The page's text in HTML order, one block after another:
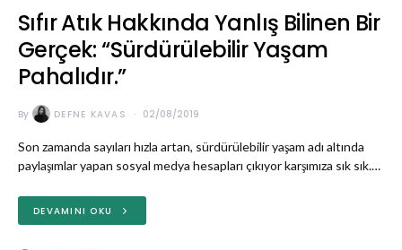
Sıfır Atık Hakkında Yanlış Bilinen Bir
Gerçek: “Sürdürülebilir Yaşam
Pahalıdır.”
By DEFNE KAVAS 02/08/2019
Son zamanda sayıları hızla artan, sürdürülebilir yaşam adı altında
paylaşımlar yapan sosyal medya hesapları çıkıyor karşımıza sık sık.…
DEVAMINI OKU